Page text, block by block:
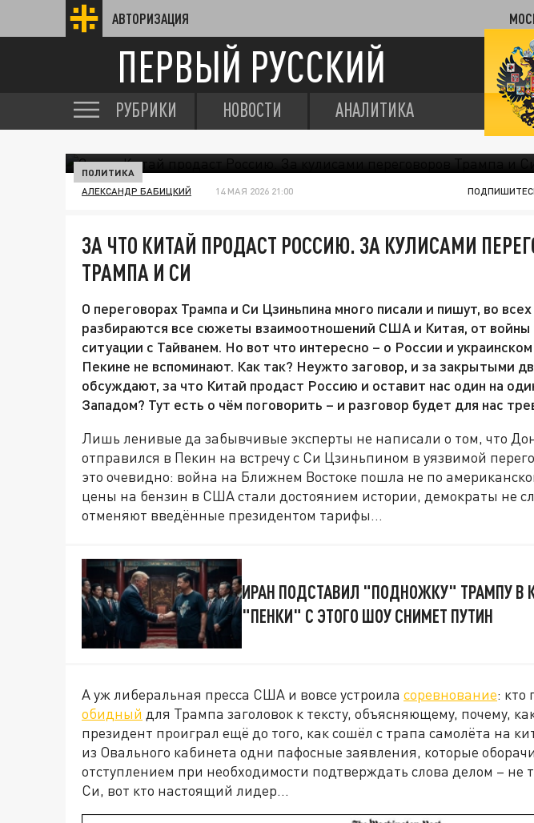
АВТОРИЗАЦИЯ
ПЕРВЫЙ РУССКИЙ
РУБРИКИ НОВОСТИ АНАЛИТИКА
ПОЛИТИКА
АЛЕКСАНДР БАБИЦКИЙ 14 МАЯ 2026 21:00
ЗА ЧТО КИТАЙ ПРОДАСТ РОССИЮ. ЗА КУЛИСАМИ
ТРАМПА И СИ
О переговорах Трампа и Си Цзиньпина много писали и пишут, во
разбираются все сюжеты взаимоотношений США и Китая, от войны
ситуации с Тайванем. Но вот что интересно – о России и
Пекине не вспоминают. Как так? Неужто заговор, и за закрытыми
обсуждают, за что Китай продаст Россию и оставит нас один на
Западом? Тут есть о чём поговорить – и разговор будет для нас
Лишь ленивые да забывчивые эксперты не написали о том, что
отправился в Пекин на встречу с Си Цзиньпином в уязвимой
это очевидно: война на Ближнем Востоке пошла не по
цены на бензин в США стали достоянием истории, демократы не
отменяют введённые президентом тарифы…
ИРАН ПОДСТАВИЛ "ПОДНОЖКУ" ТРАМПУ В
"ПЕНКИ" С ЭТОГО ШОУ СНИМЕТ ПУТИН
А уж либеральная пресса США и вовсе устроила соревнование: кто
обидный для Трампа заголовок к тексту, объясняющему, почему,
президент проиграл ещё до того, как сошёл с трапа самолёта на
из Овального кабинета одни пафосные заявления, которые
отступлением при необходимости подтверждать слова делом – не
Си, вот кто настоящий лидер…